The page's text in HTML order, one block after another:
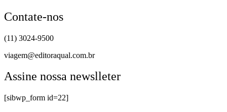
Contate-nos
(11) 3024-9500
viagem@editoraqual.com.br
Assine nossa newslleter
[sibwp_form id=22]